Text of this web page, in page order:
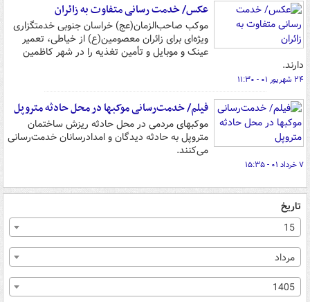
عکس/ خدمت رسانی متفاوت به زائران
موکب صاحب‌الزمان(عج) خراسان جنوبی خدمتگزاری
ویژه‌ای برای زائران معصومین(ع) از خیاطی، تعمیر
عینک و موبایل و تأمین تغذیه را در شهر کاظمین
دارند.
۲۴ شهریور ۰۱ - ۱۱:۳۰
فیلم/ خدمت‌رسانی موکب‎ها در محل حادثه متروپل
موکب‎های مردمی در محل حادثه ریزش ساختمان
متروپل به حادثه دیدگان و امدادرسانان خدمت‌رسانی
می‌کنند.
۷ خرداد ۰۱ - ۱۵:۳۵
تاریخ
15
مرداد
1405